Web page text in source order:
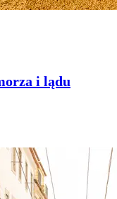
i lądu